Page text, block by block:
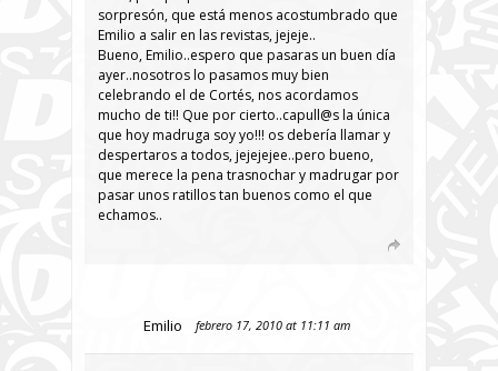
sorpresón, que está menos acostumbrado que
Emilio a salir en las revistas, jejeje..
Bueno, Emilio..espero que pasaras un buen día
ayer..nosotros lo pasamos muy bien
celebrando el de Cortés, nos acordamos
mucho de ti!! Que por cierto..capull@s la única
que hoy madruga soy yo!!! os debería llamar y
despertaros a todos, jejejejee..pero bueno,
que merece la pena trasnochar y madrugar por
pasar unos ratillos tan buenos como el que
echamos..
Emilio febrero 17, 2010 at 11:11 am